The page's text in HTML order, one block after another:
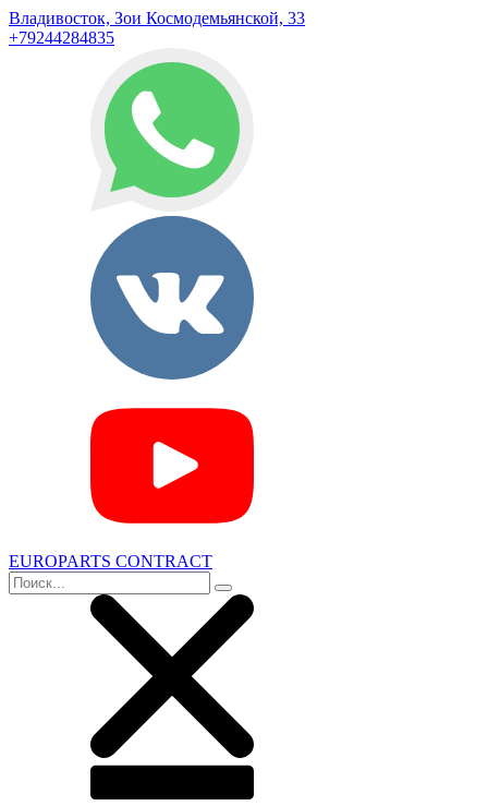
Владивосток, Зои Космодемьянской, 33
+79244284835
EUROPARTS CONTRACT